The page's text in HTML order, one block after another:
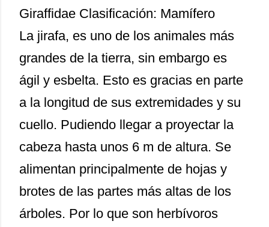
Giraffidae Clasificación: Mamífero
La jirafa, es uno de los animales más
grandes de la tierra, sin embargo es
ágil y esbelta. Esto es gracias en parte
a la longitud de sus extremidades y su
cuello. Pudiendo llegar a proyectar la
cabeza hasta unos 6 m de altura. Se
alimentan principalmente de hojas y
brotes de las partes más altas de los
árboles. Por lo que son herbívoros